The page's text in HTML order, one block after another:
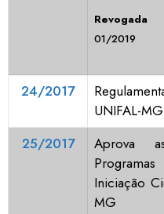
01/2019
24/2017
UNIFAL-MG
25/2017
Aprova
Iniciação
MG